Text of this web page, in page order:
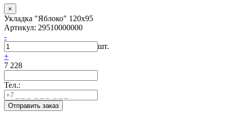
×
Укладка "Яблоко" 120х95
Артикул: 29510000000
-
шт.
+
7 228
Тел.: